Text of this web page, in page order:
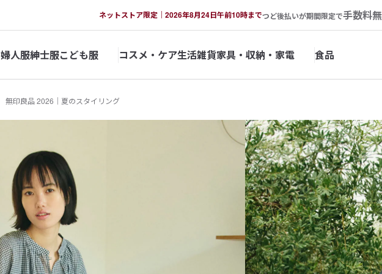
ネットストア限定｜2026年8月24日午前10時までつど後払いが期間限定で手数料
婦人服紳士服こども服 コスメ・ケア生活雑貨家具・収納・家電 食品
無印良品 2026｜夏のスタイリング